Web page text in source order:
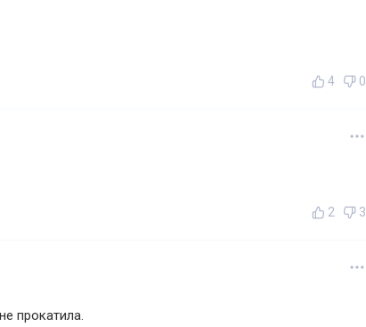
4 0
2 3
прокатила.